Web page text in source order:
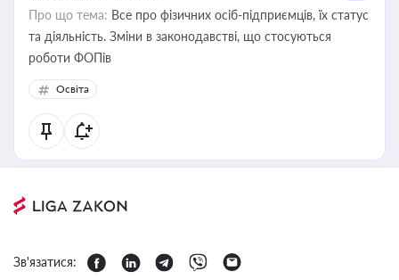
Про що тема: Все про фізичних осіб-підприємців, їх статус
та діяльність. Зміни в законодавстві, що стосуються
роботи ФОПів
Освіта
Зв'язатися: